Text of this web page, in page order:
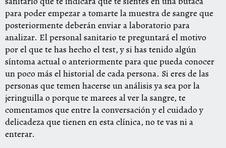
para poder empezar a tomarte la muestra de sangre que
posteriormente deberán enviar a laboratorio para
analizar. El personal sanitario te preguntará el motivo
por el que te has hecho el test, y si has tenido algún
síntoma actual o anteriormente para que pueda conocer
un poco más el historial de cada persona. Si eres de las
personas que temen hacerse un análisis ya sea por la
jeringuilla o porque te marees al ver la sangre, te
comentamos que entre la conversación y el cuidado y
delicadeza que tienen en esta clínica, no te vas ni a
enterar.